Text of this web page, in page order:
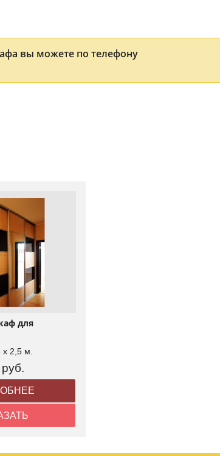
вы можете по телефону
для
x 2,5 м.
руб.